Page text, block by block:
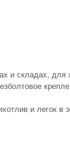
и складах, для
и легок в